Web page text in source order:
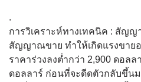
.
การวิเคราะห์ทางเทคนิค : สัญญ
สัญญาณขาย ทำให้เกิดแรงขาย
ราคาร่วงลงต่ำกว่า 2,900 ดอล
ดอลลาร์ ก่อนที่จะดีดตัวกลับขึ้น